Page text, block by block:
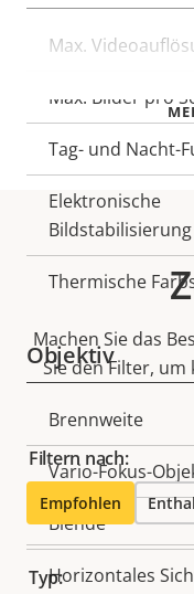
Max.
Max. Bilder pro
Tag- und Nacht-
Elektronische
Bildstabilisierung
Thermische
Objektiv
Brennweite
Vario-Fokus-
Blende
Horizontales
Machen Sie das
Sie den Filter,
Filtern nach:
Empfohlen
Typ: